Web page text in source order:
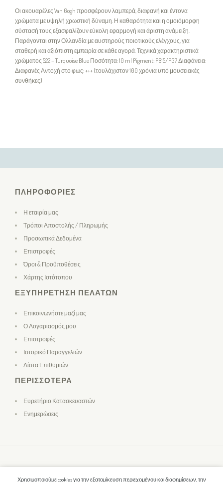
Χρησιμοποιούμε cookies για την εξατομίκευση περιεχομένου και διαφημίσεων, την
Οι ακουαρέλες Van Gogh προσφέρουν λαμπερά, διαφανή και έντονα
χρώματα με υψηλή χρωστική δύναμη. Η καθαρότητα και η ομοιόμορφη
σύστασή τους εξασφαλίζουν εύκολη εφαρμογή και άριστη ανάμειξη.
Παράγονται στην Ολλανδία με αυστηρούς ποιοτικούς ελέγχους, για
σταθερή και αξιόπιστη εμπειρία σε κάθε αγορά. Τεχνικά χαρακτηριστικά
χρώματος 522 – Turquoise Blue Ποσότητα: 10 ml Pigment: PB15/PG7 Διαφάνεια:
Διαφανές Αντοχή στο φως: +++ (τουλάχιστον 100 χρόνια υπό μουσειακές
συνθήκες)
ΠΛΗΡΟΦΟΡΊΕΣ
Η εταιρία μας
Τρόποι Αποστολής / Πληρωμής
Προσωπικά Δεδομένα
Επιστροφές
Όροι & Προϋποθέσεις
Χάρτης Ιστότοπου
ΕΞΥΠΗΡΈΤΗΣΗ ΠΕΛΑΤΏΝ
Επικοινωνήστε μαζί μας
Ο Λογαριασμός μου
Επιστροφές
Ιστορικό Παραγγελιών
Λίστα Επιθυμιών
ΠΕΡΙΣΣΌΤΕΡΑ
Ευρετήριο Κατασκευαστών
Ενημερώσεις